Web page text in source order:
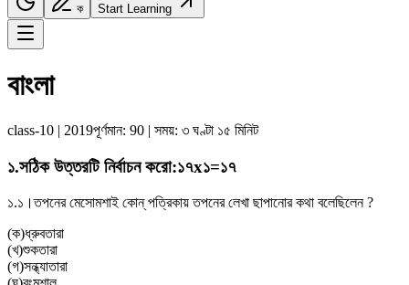
ক Start Learning
Navigation Menu
বাংলা
class-10 | 2019পূর্ণমান: 90 | সময়: ৩ ঘণ্টা ১৫ মিনিট
১.সঠিক উত্তরটি নির্বাচন করাে:১৭x১=১৭
১.১।তপনের মেসোমশাই কোন্ পত্রিকায় তপনের লেখা ছাপানাের কথা বলেছিলেন ?
(ক)ধ্রুবতারা
(খ)শুকতারা
(গ)সন্ধ্যাতারা